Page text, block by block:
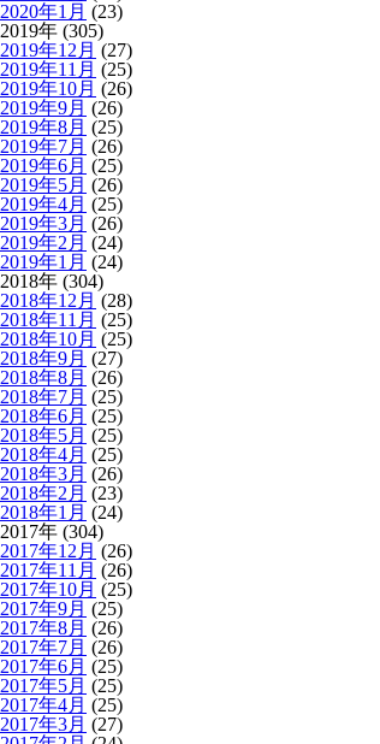
2020年1月 (23)
2019年 (305)
2019年12月 (27)
2019年11月 (25)
2019年10月 (26)
2019年9月 (26)
2019年8月 (25)
2019年7月 (26)
2019年6月 (25)
2019年5月 (26)
2019年4月 (25)
2019年3月 (26)
2019年2月 (24)
2019年1月 (24)
2018年 (304)
2018年12月 (28)
2018年11月 (25)
2018年10月 (25)
2018年9月 (27)
2018年8月 (26)
2018年7月 (25)
2018年6月 (25)
2018年5月 (25)
2018年4月 (25)
2018年3月 (26)
2018年2月 (23)
2018年1月 (24)
2017年 (304)
2017年12月 (26)
2017年11月 (26)
2017年10月 (25)
2017年9月 (25)
2017年8月 (26)
2017年7月 (26)
2017年6月 (25)
2017年5月 (25)
2017年4月 (25)
2017年3月 (27)